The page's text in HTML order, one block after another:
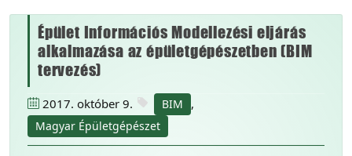
Épület Információs Modellezési eljárás
alkalmazása az épületgépészetben (BIM
tervezés)
2017. október 9. BIM ,
Magyar Épületgépészet